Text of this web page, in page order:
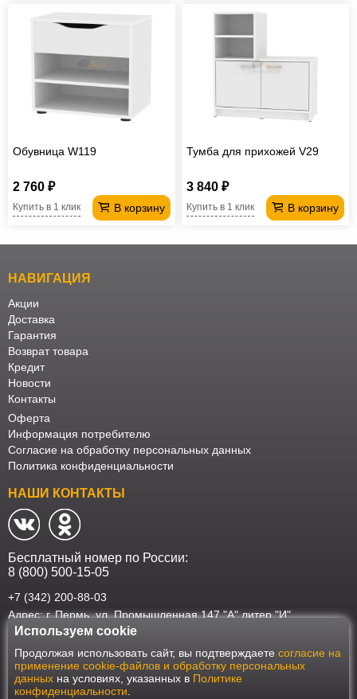
Обувница W119
2 760 ₽
В корзину
Купить в 1 клик
Тумба для прихожей V29
3 840 ₽
В корзину
Купить в 1 клик
НАВИГАЦИЯ
Акции
Доставка
Гарантия
Возврат товара
Кредит
Новости
Контакты
Оферта
Информация потребителю
Согласие на обработку персональных данных
Политика конфиденциальности
НАШИ КОНТАКТЫ
Бесплатный номер по России:
8 (800) 500-15-05
+7 (342) 200-88-03
Адрес: г. Пермь, ул. Промышленная 147 "А" литер "И"
Наш интернет-магазин работает в соответствии с требованиями
Федерального закона от 27 июля 2006 года №152-ФЗ "О персональных
данных". Оформить заказ на сайте Мебеласка возможно только при
наличии согласия на обработку Ваших персональных данных. Для
улучшения работы сайта и его взаимодействия с пользователями мы
Используем cookie
Продолжая использовать сайт, вы подтверждаете согласие на
применение cookie-файлов и обработку персональных
данных на условиях, указанных в Политике
конфиденциальности